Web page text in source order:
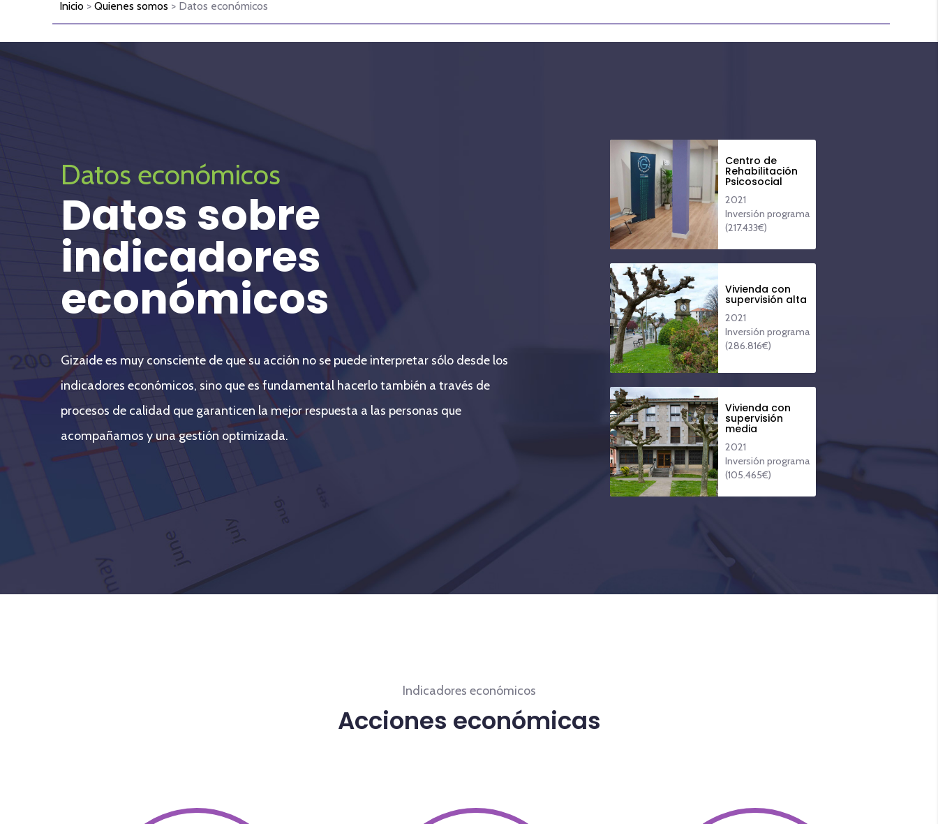
Inicio > Quienes somos > Datos económicos
Datos económicos
Datos sobre
indicadores
económicos
Gizaide es muy consciente de que su acción no se puede interpretar sólo desde los
indicadores económicos, sino que es fundamental hacerlo también a través de
procesos de calidad que garanticen la mejor respuesta a las personas que
acompañamos y una gestión optimizada.
Centro de
Rehabilitación
Psicosocial
2021
Inversión programa
(217.433€)
Vivienda con
supervisión alta
2021
Inversión programa
(286.816€)
Vivienda con
supervisión
media
2021
Inversión programa
(105.465€)
Indicadores económicos
Acciones económicas